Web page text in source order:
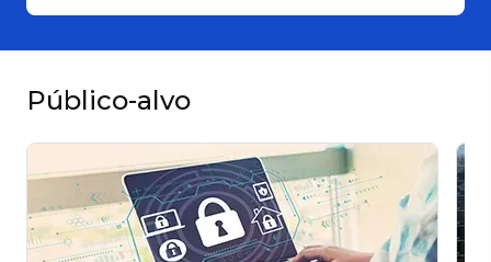
Público-alvo